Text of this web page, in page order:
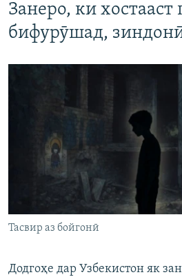
Занеро, ки
бифурӯшад,
Тасвир аз бойгонӣ
Додгоҳе дар Узбекистон як